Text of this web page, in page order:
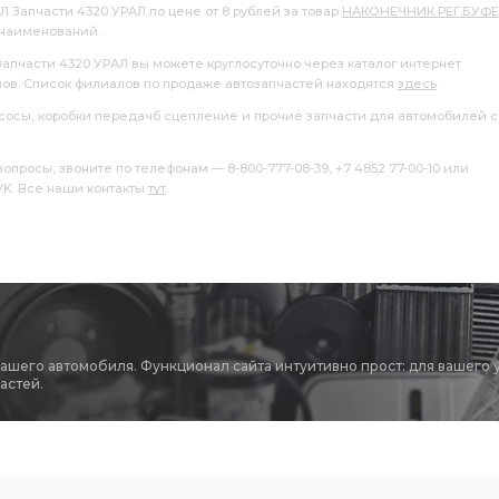
с пневмотормозами КОРОБКА а/м
ПЕРЕДНИЙ АЗ УРАЛ
СРЕДНЕГО МОСТА i=7.32 СРЕДНЕГО МОСТА i=7.32
зуб фланцы с торцевыми шлицами
УСИЛИТЕЛЬ ТОРМОЗА ПНЕВМАТИЧЕСКИЙ АЗ УРАЛ
Запчасти 4320 УРАЛ по цене от 8 рублей за товар НАКОНЕЧНИК
4320 УРАЛ вы можете круглосуточно через каталог интернет
Список филиалов по продаже автозапчастей находятся здесь.
коробки передачб сцепление и прочие запчасти для автомобилей с
звоните по телефонам — 8-800-777-08-39, +7 4852 77-00-10 или
Все наши контакты тут.
автомобиля. Функционал сайта интуитивно прост: для вашего